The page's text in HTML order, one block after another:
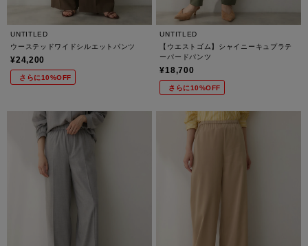
UNTITLED
ウーステッドワイドシルエットパンツ
¥24,200
さらに10%OFF
UNTITLED
【ウエストゴム】シャイニーキュプラテ
ーパードパンツ
¥18,700
さらに10%OFF